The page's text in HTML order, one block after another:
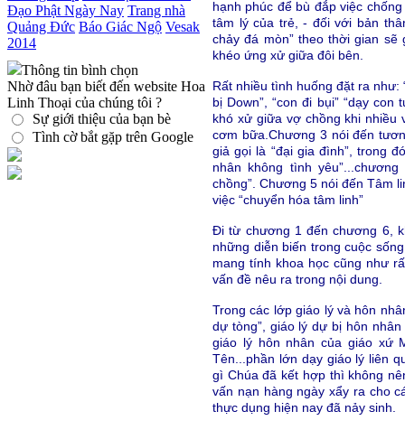
Đạo Phật Ngày Nay Trang nhà
Quảng Đức Báo Giác Ngộ Vesak
2014
Thông tin bình chọn
Nhờ đâu bạn biết đến website Hoa
Linh Thoại của chúng tôi ?
Sự giới thiệu của bạn bè
Tình cờ bắt gặp trên Google
hạnh phúc để bù đắp việc
tâm lý của trẻ, - đối với bản
chảy đá mòn” theo thời gian
khéo ứng xử giữa đôi bên.
Rất nhiều tình huống đặt ra như:
bị Down”, “con đi bụi” “dạy
khó xử giữa vợ chồng khi nhiều
cơm bữa.Chương 3 nói đến
giả gọi là “đại gia đình”, trong
nhân không tình
chồng”. Chương 5 nói đến Tâm
việc “chuyển hóa tâm linh”
Đi từ chương 1 đến chương 6,
những diễn biến trong cuộc
mang tính khoa học cũng như
vấn đề nêu ra trong nội dung.
Trong các lớp giáo lý và hôn
dự tòng”, giáo lý dự bị hôn
giáo lý hôn nhân của giáo xứ
Tên...phần lớn dạy giáo lý liên
gì Chúa đã kết hợp thì không
vấn nạn hàng ngày xẩy ra cho
thực dụng hiện nay đã nảy sinh.